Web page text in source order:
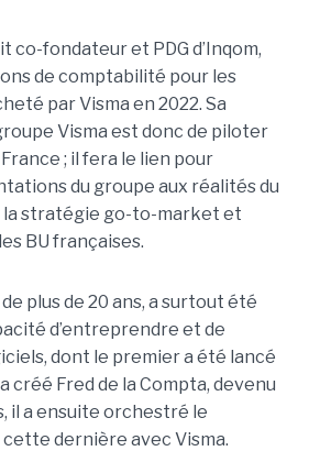
co-fondateur et PDG d’Inqom,
de comptabilité pour les
par Visma en 2022. Sa
Visma est donc de piloter
; il fera le lien pour
du groupe aux réalités du
stratégie go-to-market et
BU françaises.
plus de 20 ans, a surtout été
d’entreprendre et de
dont le premier a été lancé
créé Fred de la Compta, devenu
il a ensuite orchestré le
dernière avec Visma.